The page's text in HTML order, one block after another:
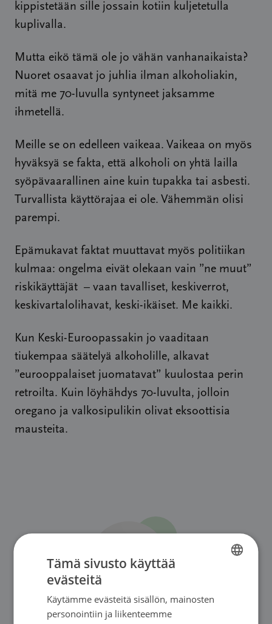
kippistetään sille jossain kotiin kuljetetulla
kuplivalla.
Mutta eikö tämä ole jo vähän vanhanaikaista?
Nuoret osaavat jo juhlia ilman alkoholiakin,
mitä me 70-luvulla syntyneet jaksamme
ihmetellä.
Meille se on edelleen vaikeaa. Vaikeaa on myös
hyväksyä se fakta, että alkoholi on yhtä lailla
syöpävaarallinen aine kuin tupakka tai asbesti.
Turvallista käyttörajaa ei ole. Vähemmän olisi
parempi.
Epämukavat faktat muuttavat myös politiikan
kulmaa: ongelma eivät olekaan vain ”ne muut”
riskikäyttäjät – vaan tavalliset, keskiverrot,
keskivartalolihavat, keski-ikäiset. Me kaikki.
Kun Keski-Euroopassakin jo vaaditaan
tiukempaa säätelyä alkoholille, alkavat
”eurooppalaiset juomatavat” kuulostaa perin
retroilta. Kuin löyhähdys 70-luvulta, jolloin
oregano ja valkosipulikin olivat eksoottisia
mausteita.
FINNISH
Tämä sivusto käyttää
evästeitä
Käytämme evästeitä sisällön, mainosten
personointiin ja liikenteemme